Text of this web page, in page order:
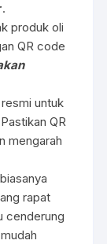
.
produk oli
QR code
untuk
QR
mengarah
rapat
cenderung